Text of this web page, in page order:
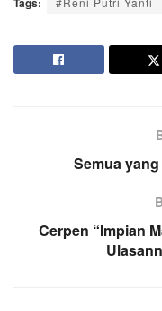
Semua
Cerpen “Impian